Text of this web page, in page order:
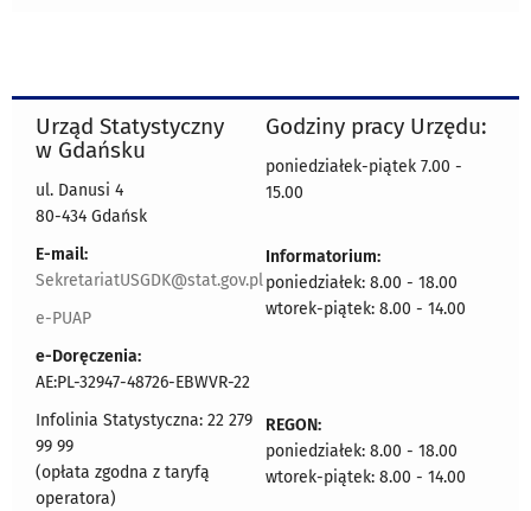
Urząd Statystyczny
w Gdańsku
ul. Danusi 4
80-434 Gdańsk
E-mail:
SekretariatUSGDK@stat.gov.pl
e-PUAP
e-Doręczenia:
AE:PL-32947-48726-EBWVR-22
Infolinia Statystyczna: 22 279
99 99
(opłata zgodna z taryfą
operatora)
Godziny pracy Urzędu:
poniedziałek-piątek 7.00 -
15.00
Informatorium:
poniedziałek: 8.00 - 18.00
wtorek-piątek: 8.00 - 14.00
REGON:
poniedziałek: 8.00 - 18.00
wtorek-piątek: 8.00 - 14.00